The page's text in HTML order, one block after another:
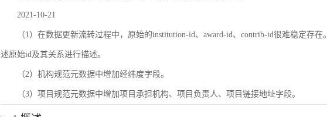
2021-10-21
（1）在数据更新流转过程中，原始的institution-id、award-id、contrib-id很难稳定存
述原始id及其关系进行描述。
（2）机构规范元数据中增加经纬度字段。
（3）项目规范元数据中增加项目承担机构、项目负责人、项目链接地址字段。